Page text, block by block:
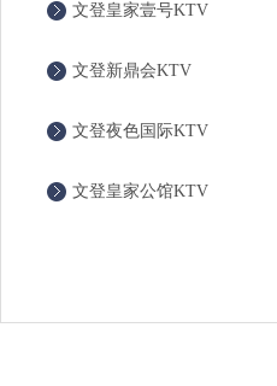
文登皇家壹号KTV
文登新鼎会KTV
文登夜色国际KTV
文登皇家公馆KTV